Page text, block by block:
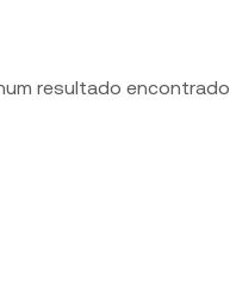
resultado encontrado